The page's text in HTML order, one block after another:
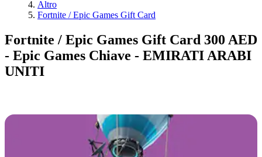
Altro
Fortnite / Epic Games Gift Card
Fortnite / Epic Games Gift Card 300 AED
- Epic Games Chiave - EMIRATI ARABI
UNITI